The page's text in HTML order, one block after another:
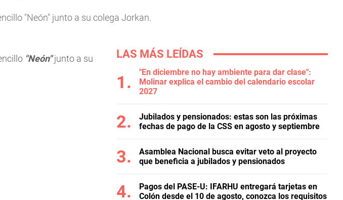
"Neón" junto a su colega Jorkan.
"Neón"junto a su
LAS MÁS LEÍDAS
"En diciembre no hay ambiente para dar clase":
Molinar explica el cambio del calendario escolar
2027
Jubilados y pensionados: estas son las próximas
fechas de pago de la CSS en agosto y septiembre
Asamblea Nacional busca evitar veto al proyecto
que beneficia a jubilados y pensionados
Pagos del PASE-U: IFARHU entregará tarjetas en
Colón desde el 10 de agosto, conozca los requisitos